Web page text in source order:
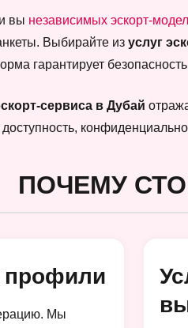
вы независимых эскорт-
Выбирайте из услуг
гарантирует
сервиса в Дубай
доступность,
ПОЧЕМУ
профили
Мы